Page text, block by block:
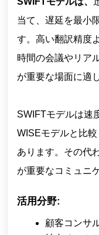
当て、遅延を最小
す。高い翻訳精度
時間の会議やリア
が重要な場面に適
SWIFTモデルは速
WISEモデルと比
あります。その代
が重要なコミュニ
活用分野:
顧客コンサ